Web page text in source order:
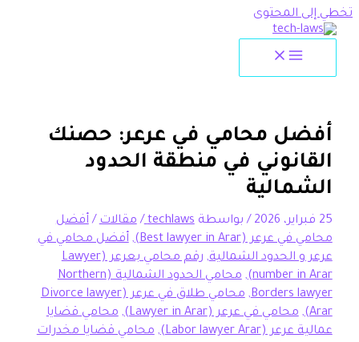
تخطي إلى المحتوى
أفضل محامي في عرعر: حصنك
القانوني في منطقة الحدود
الشمالية
25 فبراير، 2026 / بواسطة techlaws
/مقالات/أفضل
محامي في عرعر (Best lawyer in Arar)
,أفضل محامي في
عرعر و الحدود الشمالية,
رقم محامي بعرعر (Lawyer
number in Arar)
,
محامي الحدود الشمالية (Northern
Borders lawyer
,
محامي طلاق في عرعر (Divorce lawyer
Arar)
,محامي في عرعر (Lawyer in Arar) ,محامي قضايا
عمالية عرعر (Labor lawyer Arar)
,محامي قضايا مخدرات